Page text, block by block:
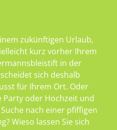
zukünftigen Urlaub,
kurz vorher Ihrem
in der
sich deshalb
für Ihrem Ort. Oder
Party oder Hochzeit und
nach einer pfiffigen
Wieso lassen Sie sich